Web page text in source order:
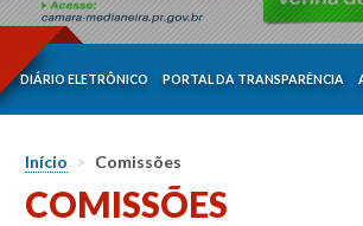
DIÁRIO ELETRÔNICO PORTAL DA TRANSPARÊNCIA
Início > Comissões
COMISSÕES